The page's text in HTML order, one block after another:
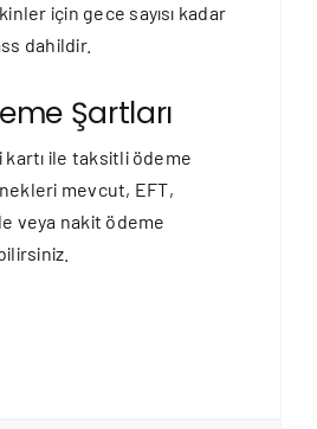
için gece sayısı kadar
dahildir.
Şartları
kartı ile taksitli ödeme
mevcut, EFT,
veya nakit ödeme